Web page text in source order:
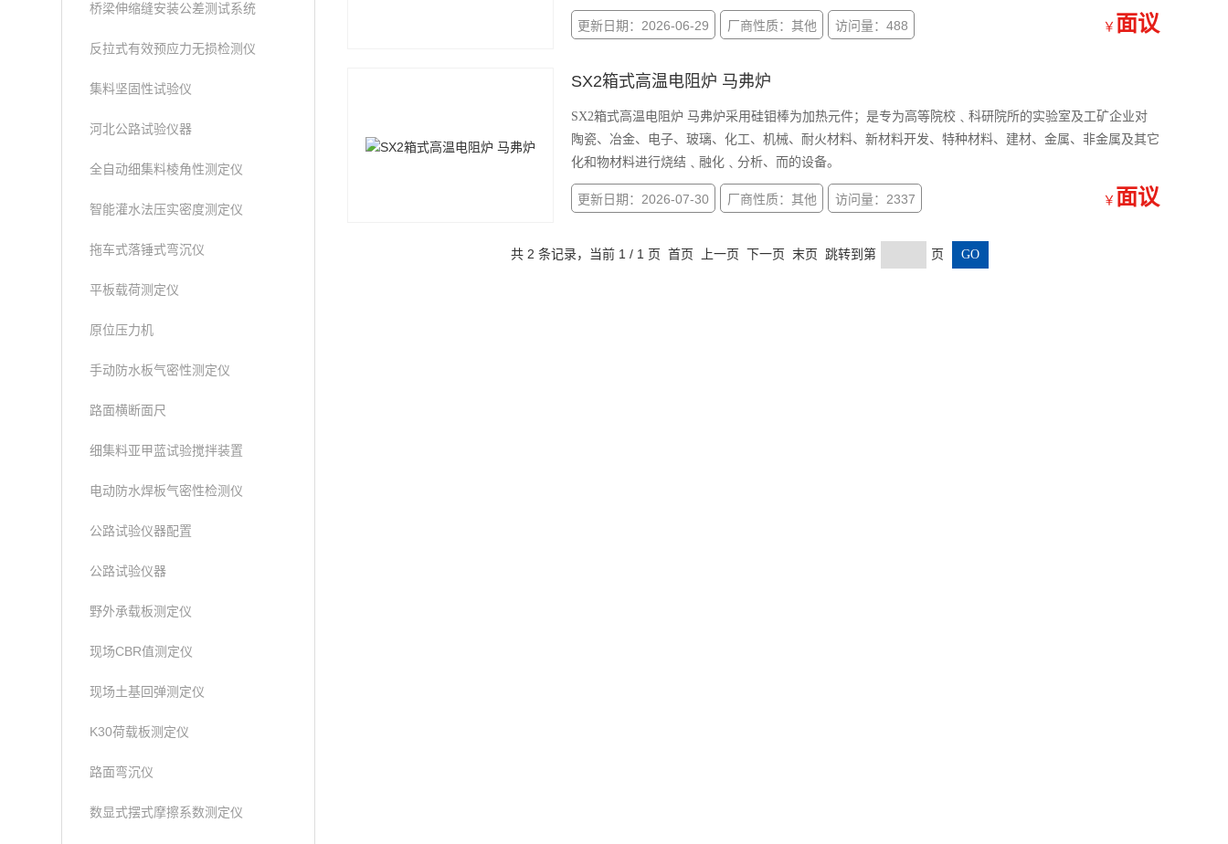
桥梁伸缩缝安装公差测试系统
反拉式有效预应力无损检测仪
集料坚固性试验仪
河北公路试验仪器
全自动细集料棱角性测定仪
智能灌水法压实密度测定仪
拖车式落锤式弯沉仪
平板载荷测定仪
原位压力机
手动防水板气密性测定仪
路面横断面尺
细集料亚甲蓝试验搅拌装置
电动防水焊板气密性检测仪
公路试验仪器配置
公路试验仪器
野外承载板测定仪
现场CBR值测定仪
现场土基回弹测定仪
K30荷载板测定仪
路面弯沉仪
数显式摆式摩擦系数测定仪
更新日期：2026-06-29 厂商性质：其他 访问量：488 ￥ 面议
SX2箱式高温电阻炉 马弗炉
SX2箱式高温电阻炉 马弗炉采用硅钼棒为加热元件；是专为高等院校﹑科研院所的实验室及工矿企业对
陶瓷、冶金、电子、玻璃、化工、机械、耐火材料、新材料开发、特种材料、建材、金属、非金属及其它
化和物材料进行烧结﹑融化﹑分析、而的设备。
更新日期：2026-07-30 厂商性质：其他 访问量：2337 ￥ 面议
共 2 条记录，当前 1 / 1 页 首页 上一页 下一页 末页 跳转到第 页